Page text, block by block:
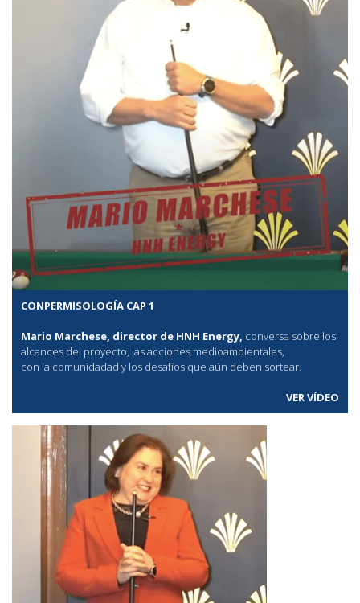
CONPERMISOLOGÍA CAP 1
Mario Marchese, director de HNH Energy, conversa sobre los
alcances del proyecto, las acciones medioambientales,
con la comunidadad y los desafíos que aún deben sortear.
VER VÍDEO